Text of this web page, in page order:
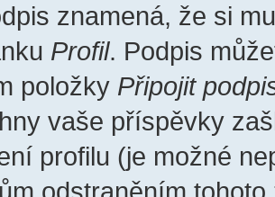
znamená, že si
Profil. Podpis
položky Připojit
vaše příspěvky
profilu (je možné